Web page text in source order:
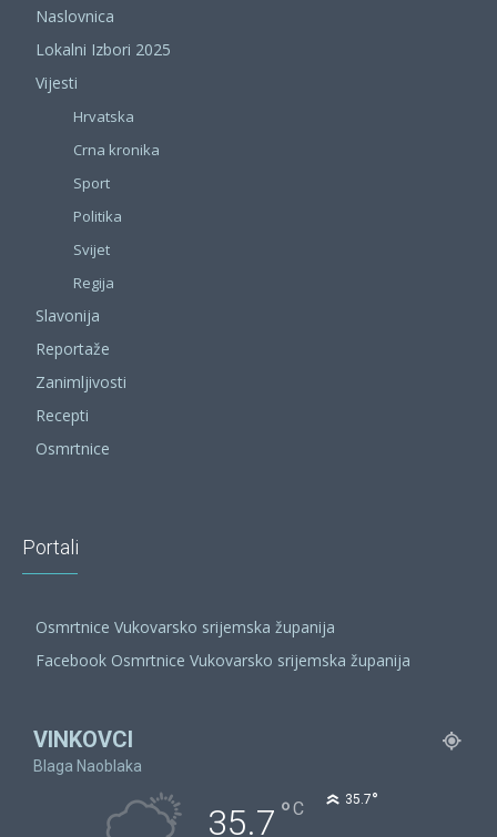
Naslovnica
Lokalni Izbori 2025
Vijesti
Hrvatska
Crna kronika
Sport
Politika
Svijet
Regija
Slavonija
Reportaže
Zanimljivosti
Recepti
Osmrtnice
Portali
Osmrtnice Vukovarsko srijemska županija
Facebook Osmrtnice Vukovarsko srijemska županija
VINKOVCI
Blaga Naoblaka
35.7 °C 35.7°